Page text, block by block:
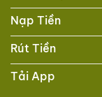
Nạp Tiền
Rút Tiền
Tải App